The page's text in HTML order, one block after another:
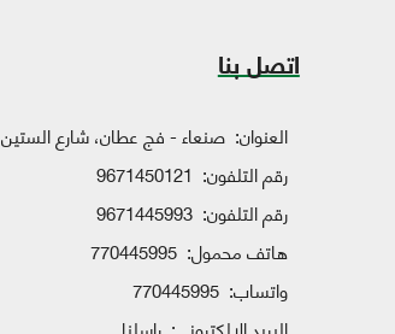
اتصل بنا
العنوان: صنعاء - فج عطان، شارع الستين
رقم التلفون: 9671450121
رقم التلفون: 9671445993
هاتف محمول: 770445995
واتساب: 770445995